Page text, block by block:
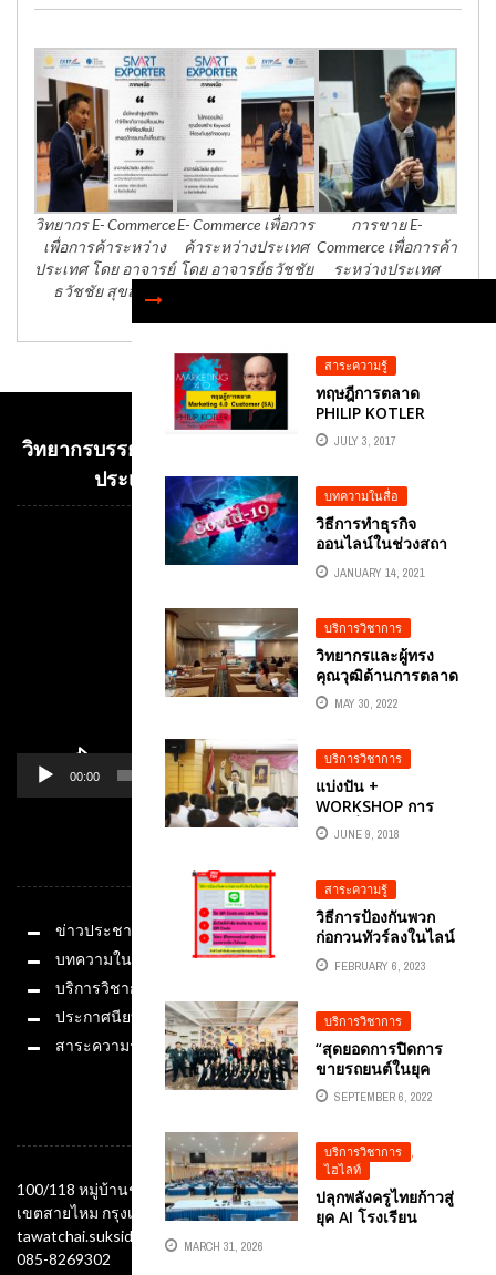
สาระความรู้
ทฤษฎีการตลาด
PHILIP KOTLER
MARKETING 4.0
CUSTOMER PATH
JULY 3, 2017
บทความในสื่อ
วิธีการทำธุรกิจ
ออนไลน์ในช่วงสถา
การณ์ COVID-19
ระลอกใหม่ 2021
JANUARY 14, 2021
บริการวิชาการ
วิทยากรและผู้ทรง
คุณวุฒิด้านการตลาด
ดิจิทัล อ.ดร.ต้นรัก
อบรม หลักสูตร
ด้วย LINE OA ธุรกิจ
ประกันชีวิต” โตเกียว
มารีน ประกันชีวิต
โตเกียวมารีน ประกัน
สุขภาพ
MAY 30, 2022
บริการวิชาการ
แบ่งปัน +
WORKSHOP การ
สร้างสื่อ สารพลังต้าน
ยาเสพติด ด้วยมือ
JUNE 9, 2018
สาระความรู้
วิธีการป้องกันพวก
ก่อกวนทัวร์ลงในไลน์
กลุ่ม วิธีป้องกันสแปม
ในไลน์กลุ่มหรือไลน์
FEBRUARY 6, 2023
บริการวิชาการ
“สุดยอดการปิดการ
ขายรถยนต์ในยุค
ดิจิทัล” อ.ดร.ต้นรัก
ธวัชชัย สุขสีดา
ตลาดออนไลน์
BRANDING &
DIGITAL
MARKETING ธุรกิจ
รถยนต์ เต้นท์รถมือ
SEPTEMBER 6, 2022
บริการวิชาการ
,
ไฮไลท์
ปลุกพลังครูไทยก้าวสู่
ยุค AI โรงเรียน
MARCH 31, 2026
วิทยากร E- Commerce
เพื่อการค้าระหว่าง
ประเทศ โดย อาจารย์
ธวัชชัย สุขสีดา
E- Commerce เพื่อการ
ค้าระหว่างประเทศ
โดย อาจารย์ธวัชชัย
การขาย E-
Commerce เพื่อการค้า
ระหว่างประเทศ
วิทยากรบรรยาย E-COMMERCE เพื่อการค้าระหว่าง
ประเทศ อ.ดร.ต้นรัก ธวัชชัย สุขสีดา
00:00
หมวดหมู่
ข่าวประชาสัมพันธ์
บทความในสื่อ
บริการวิชาการ
ประกาศนียบัตร
สาระความรู้
100/118 หมู่บ้านชัยพฤกษ์ ซอยออเงิน แขวงออเงิน
เขตสายไหม กรุงเทพมหานคร 10220
tawatchai.suksida@gmail.com
085-8269302